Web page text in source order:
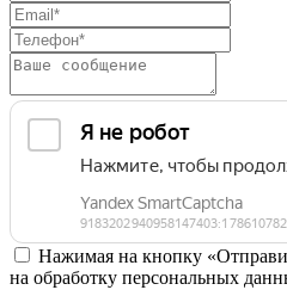
Нажимая на кнопку
на обработку персональных